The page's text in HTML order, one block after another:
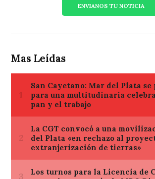
ENVIANOS TU NOTICIA
Mas Leídas